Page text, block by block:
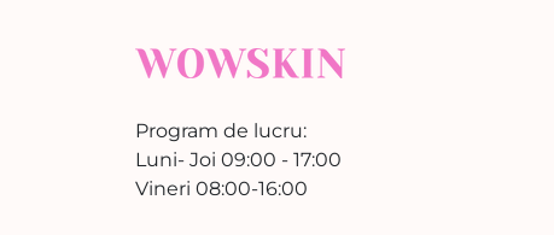
Program de lucru:
Luni- Joi 09:00 - 17:00
Vineri 08:00-16:00